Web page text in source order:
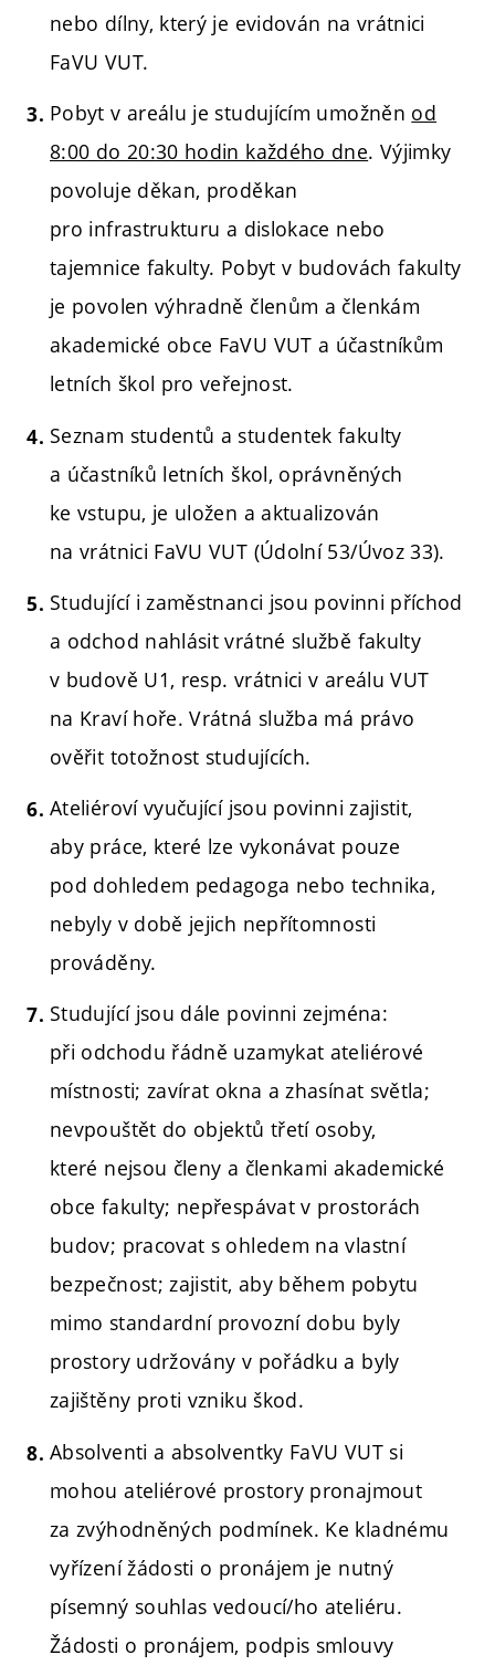
nebo dílny, který je evidován na vrátnici
FaVU VUT.
Pobyt v areálu je studujícím umožněn od
8:00 do 20:30 hodin každého dne. Výjimky
povoluje děkan, proděkan
pro infrastrukturu a dislokace nebo
tajemnice fakulty. Pobyt v budovách fakulty
je povolen výhradně členům a členkám
akademické obce FaVU VUT a účastníkům
letních škol pro veřejnost.
Seznam studentů a studentek fakulty
a účastníků letních škol, oprávněných
ke vstupu, je uložen a aktualizován
na vrátnici FaVU VUT (Údolní 53/Úvoz 33).
Studující i zaměstnanci jsou povinni příchod
a odchod nahlásit vrátné službě fakulty
v budově U1, resp. vrátnici v areálu VUT
na Kraví hoře. Vrátná služba má právo
ověřit totožnost studujících.
Ateliéroví vyučující jsou povinni zajistit,
aby práce, které lze vykonávat pouze
pod dohledem pedagoga nebo technika,
nebyly v době jejich nepřítomnosti
prováděny.
Studující jsou dále povinni zejména:
při odchodu řádně uzamykat ateliérové
místnosti; zavírat okna a zhasínat světla;
nevpouštět do objektů třetí osoby,
které nejsou členy a členkami akademické
obce fakulty; nepřespávat v prostorách
budov; pracovat s ohledem na vlastní
bezpečnost; zajistit, aby během pobytu
mimo standardní provozní dobu byly
prostory udržovány v pořádku a byly
zajištěny proti vzniku škod.
Absolventi a absolventky FaVU VUT si
mohou ateliérové prostory pronajmout
za zvýhodněných podmínek. Ke kladnému
vyřízení žádosti o pronájem je nutný
písemný souhlas vedoucí/ho ateliéru.
Žádosti o pronájem, podpis smlouvy